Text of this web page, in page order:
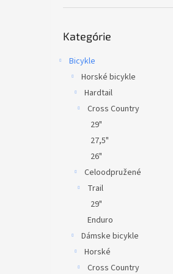
kategórie
Kategórie
Bicykle
Horské bicykle
Hardtail
Cross Country
29"
27,5"
26"
Celoodpružené
Trail
29"
Enduro
Dámske bicykle
Horské
Cross Country